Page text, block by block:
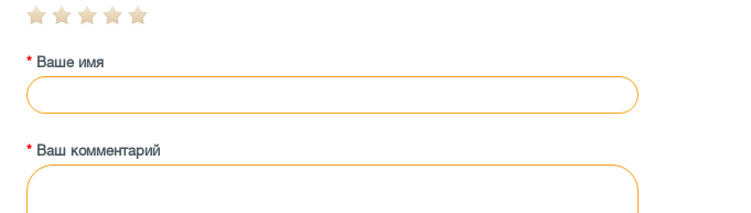
Ваше имя
Ваш комментарий